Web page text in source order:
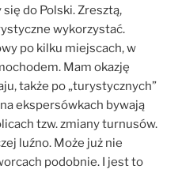
do Polski. Zresztą,
wykorzystać.
po kilku miejscach, w
Mam okazję
także po „turystycznych”
ekspersówkach bywają
tzw. zmiany turnusów.
luźno. Może już nie
podobnie. I jest to